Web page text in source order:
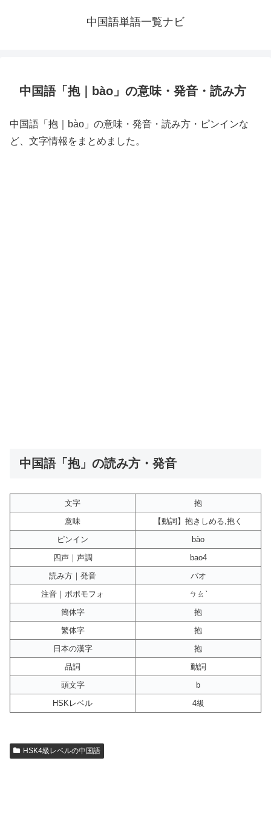
中国語単語一覧ナビ
中国語「抱｜bào」の意味・発音・読み方
中国語「抱｜bào」の意味・発音・読み方・ピンインな
ど、文字情報をまとめました。
中国語「抱」の読み方・発音
文字
抱
意味
【動詞】抱きしめる,抱く
ピンイン
bào
四声｜声調
bao4
読み方｜発音
バオ
注音｜ボポモフォ
ㄅㄠˋ
簡体字
抱
繁体字
抱
日本の漢字
抱
品詞
動詞
頭文字
b
HSKレベル
4級
HSK4級レベルの中国語